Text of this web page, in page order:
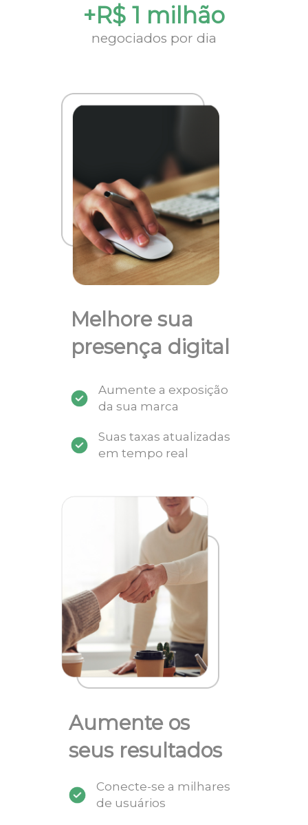
+R$ 1 milhão
negociados por dia
Melhore sua
presença digital
Aumente a exposição
da sua marca
Suas taxas atualizadas
em tempo real
Aumente os
seus resultados
Conecte-se a milhares
de usuários